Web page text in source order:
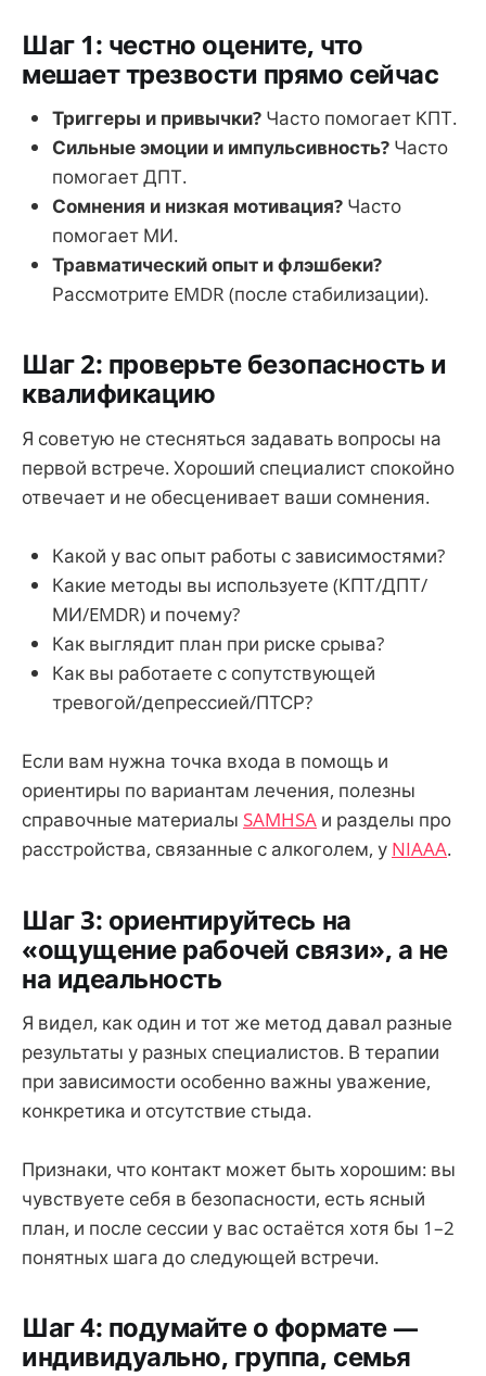
Шаг 1: честно оцените, что
мешает трезвости прямо сейчас
Триггеры и привычки? Часто помогает КПТ.
Сильные эмоции и импульсивность? Часто
помогает ДПТ.
Сомнения и низкая мотивация? Часто
помогает МИ.
Травматический опыт и флэшбеки?
Рассмотрите EMDR (после стабилизации).
Шаг 2: проверьте безопасность и
квалификацию
Я советую не стесняться задавать вопросы на
первой встрече. Хороший специалист спокойно
отвечает и не обесценивает ваши сомнения.
Какой у вас опыт работы с зависимостями?
Какие методы вы используете (КПТ/ДПТ/
МИ/EMDR) и почему?
Как выглядит план при риске срыва?
Как вы работаете с сопутствующей
тревогой/депрессией/ПТСР?
Если вам нужна точка входа в помощь и
ориентиры по вариантам лечения, полезны
справочные материалы SAMHSA и разделы про
расстройства, связанные с алкоголем, у NIAAA.
Шаг 3: ориентируйтесь на
«ощущение рабочей связи», а не
на идеальность
Я видел, как один и тот же метод давал разные
результаты у разных специалистов. В терапии
при зависимости особенно важны уважение,
конкретика и отсутствие стыда.
Признаки, что контакт может быть хорошим: вы
чувствуете себя в безопасности, есть ясный
план, и после сессии у вас остаётся хотя бы 1–2
понятных шага до следующей встречи.
Шаг 4: подумайте о формате —
индивидуально, группа, семья